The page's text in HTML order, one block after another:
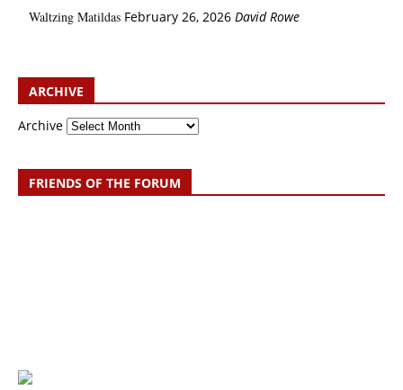
Waltzing Matildas February 26, 2026 David Rowe
ARCHIVE
Archive
FRIENDS OF THE FORUM